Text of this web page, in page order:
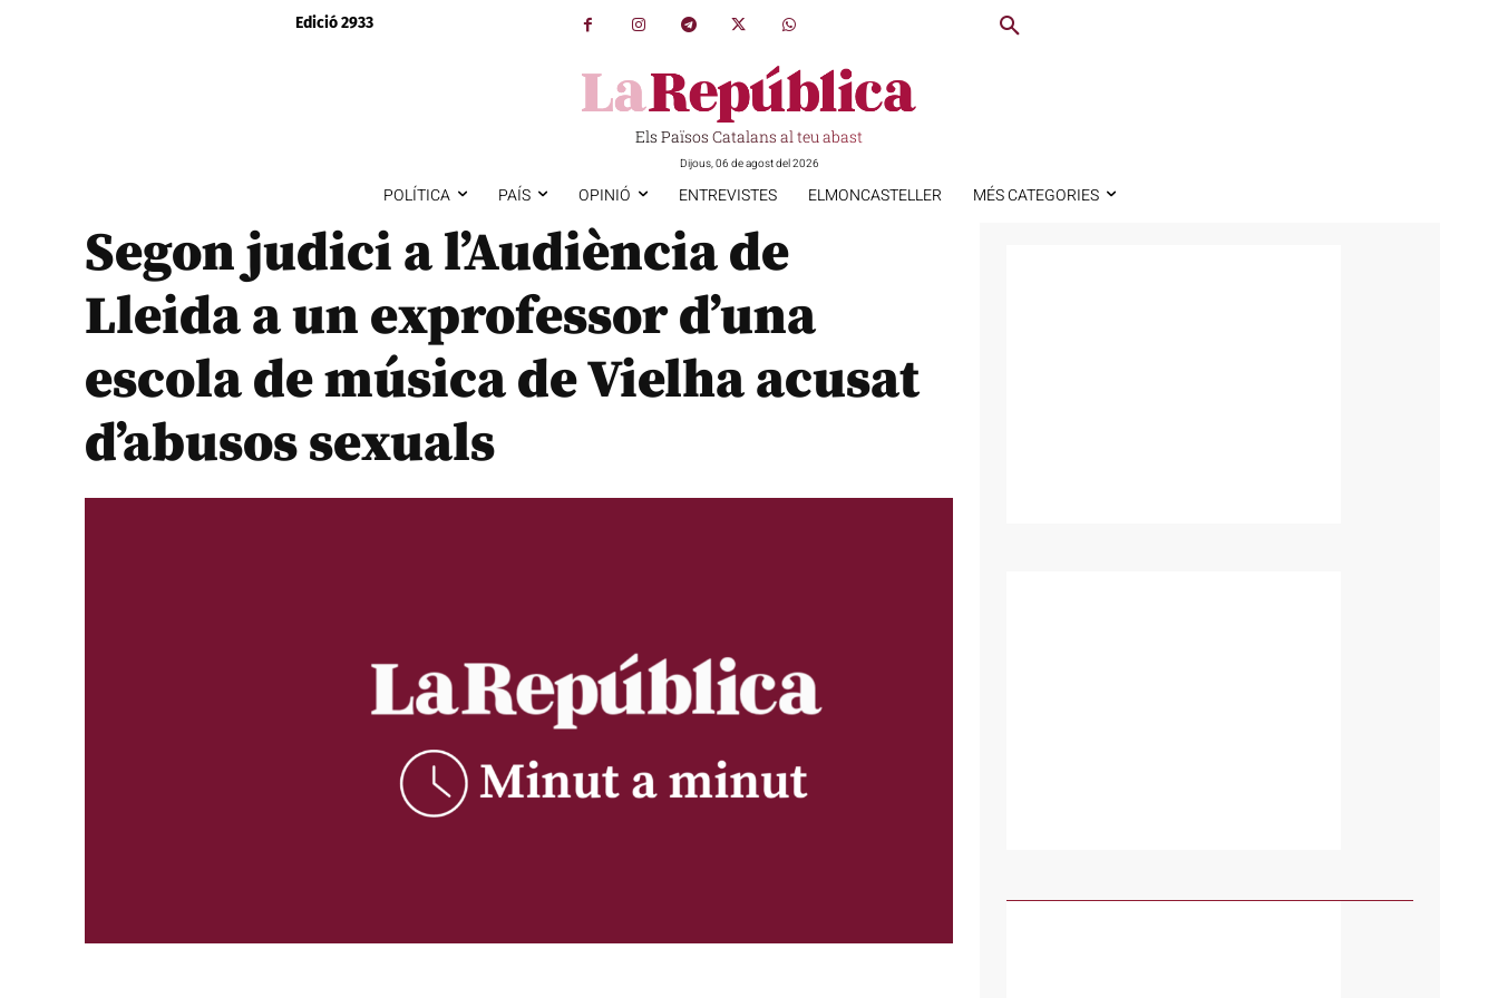
Edició 2933
Els Països Catalans al teu abast
Dijous, 06 de agost del 2026
POLÍTICA PAÍS OPINIÓ ENTREVISTES ELMONCASTELLER MÉS CATEGORIES
Segon judici a l’Audiència de
Lleida a un exprofessor d’una
escola de música de Vielha acusat
d’abusos sexuals